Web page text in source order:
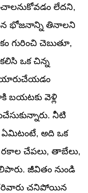
లేదని,
భోజనాన్ని తినాలని
గురించి చెబుతూ,
ఒక చిన్న
బయటకు వెళ్లి
నీటి
అది ఒక
చేపలు, తాబేలు,
జీవితం నుండి
చనిపోయిన